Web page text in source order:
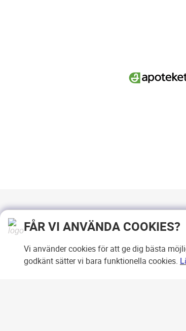
FÅR VI ANVÄNDA COOKIES?
Vi använder cookies för att ge dig bästa
godkänt sätter vi bara funktionella cookies.